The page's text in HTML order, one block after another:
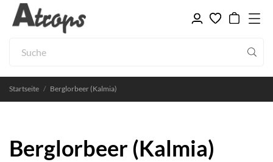
Startseite Berglorbeer (Kalmia)
Berglorbeer (Kalmia)